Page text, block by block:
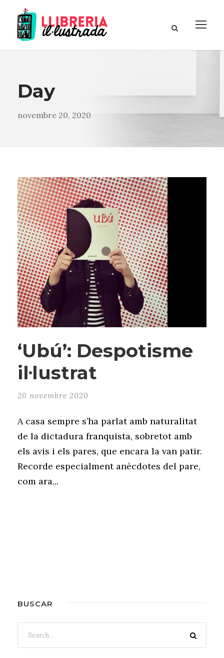
Day
novembre 20, 2020
‘Ubú’: Despotisme
il·lustrat
20 novembre 2020
A casa sempre s’ha parlat amb naturalitat
de la dictadura franquista, sobretot amb
els avis i els pares, que encara la van patir.
Recorde especialment anècdotes del pare,
com ara...
BUSCAR